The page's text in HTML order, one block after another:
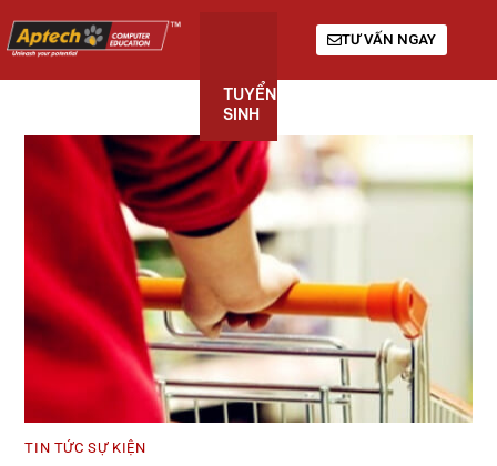
TUYỂN
SINH
TƯ VẤN NGAY
TIN TỨC SỰ KIỆN